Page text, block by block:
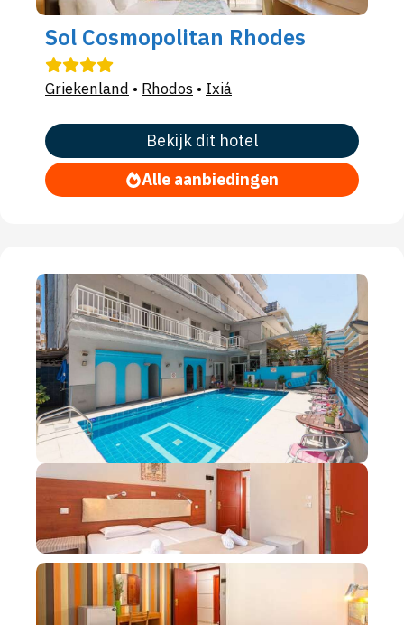
Sol Cosmopolitan Rhodes
Griekenland • Rhodos • Ixiá
Bekijk dit hotel
Alle aanbiedingen